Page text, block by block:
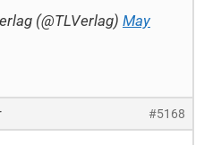
(@TLVerlag) May
#5168